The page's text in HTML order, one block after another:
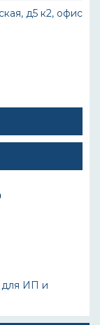
д5 к2, офис
для ИП и